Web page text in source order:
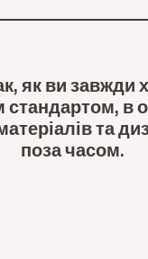
як ви завжди
стандартом, в
та
поза часом.